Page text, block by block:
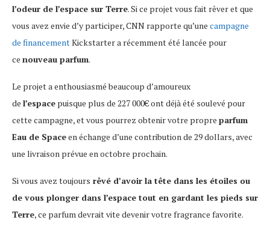
l’odeur de l’espace sur Terre. Si ce projet vous fait rêver et que
vous avez envie d’y participer, CNN rapporte qu’une campagne
de financementKickstarter a récemment été lancée pour
ce nouveau parfum.
Le projet a enthousiasmé beaucoup d’amoureux
de l’espace puisque plus de 227 000€ ont déjà été soulevé pour
cette campagne, et vous pourrez obtenir votre propre parfum
Eau de Spaceen échange d’une contribution de 29 dollars, avec
une livraison prévue en octobre prochain.
Si vous avez toujours rêvé d’avoir la tête dans les étoiles ou
de vous plonger dans l’espace tout en gardant les pieds sur
Terre, ce parfum devrait vite devenir votre fragrance favorite.